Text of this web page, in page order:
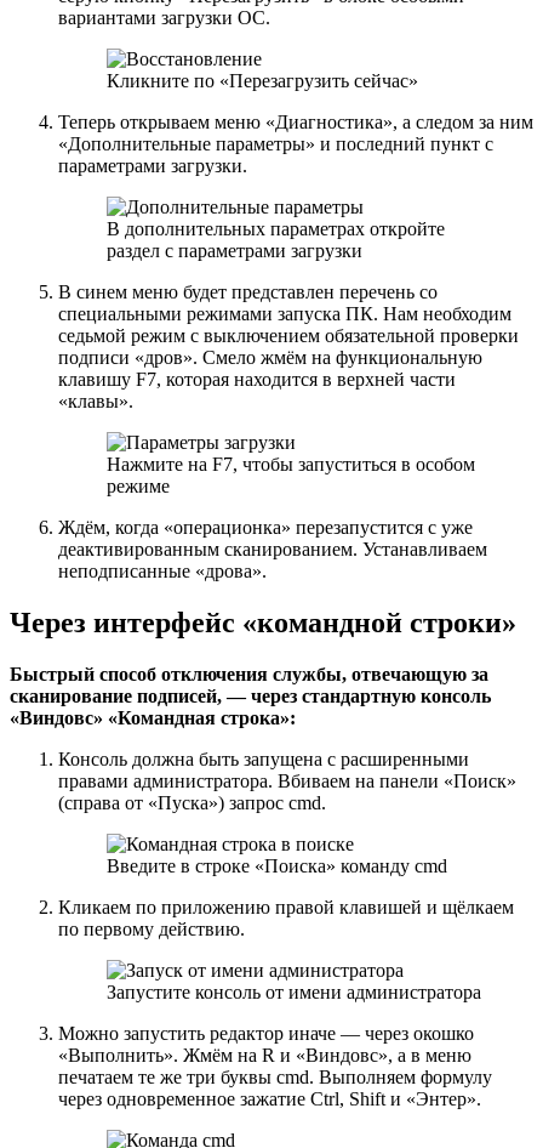
вариантами загрузки ОС.
Кликните по «Перезагрузить сейчас»
Теперь открываем меню «Диагностика», а следом за ним
«Дополнительные параметры» и последний пункт с
параметрами загрузки.
В дополнительных параметрах откройте
раздел с параметрами загрузки
В синем меню будет представлен перечень со
специальными режимами запуска ПК. Нам необходим
седьмой режим с выключением обязательной проверки
подписи «дров». Смело жмём на функциональную
клавишу F7, которая находится в верхней части
«клавы».
Нажмите на F7, чтобы запуститься в особом
режиме
Ждём, когда «операционка» перезапустится с уже
деактивированным сканированием. Устанавливаем
неподписанные «дрова».
Через интерфейс «командной строки»
Быстрый способ отключения службы, отвечающую за
сканирование подписей, — через стандартную консоль
«Виндовс» «Командная строка»:
Консоль должна быть запущена с расширенными
правами администратора. Вбиваем на панели «Поиск»
(справа от «Пуска») запрос cmd.
Введите в строке «Поиска» команду cmd
Кликаем по приложению правой клавишей и щёлкаем
по первому действию.
Запустите консоль от имени администратора
Можно запустить редактор иначе — через окошко
«Выполнить». Жмём на R и «Виндовс», а в меню
печатаем те же три буквы cmd. Выполняем формулу
через одновременное зажатие Ctrl, Shift и «Энтер».